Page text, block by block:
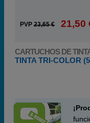
PVP 23,65 € 21,50
CARTUCHOS DE
TINTA TRI-COLOR